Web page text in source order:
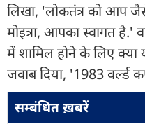
लिखा, 'लोकतंत्र को आप
मोइत्रा, आपका स्वागत है.'
में शामिल होने के लिए क्या
जवाब दिया, '1983 वर्ल्ड
सम्बंधित ख़बरें